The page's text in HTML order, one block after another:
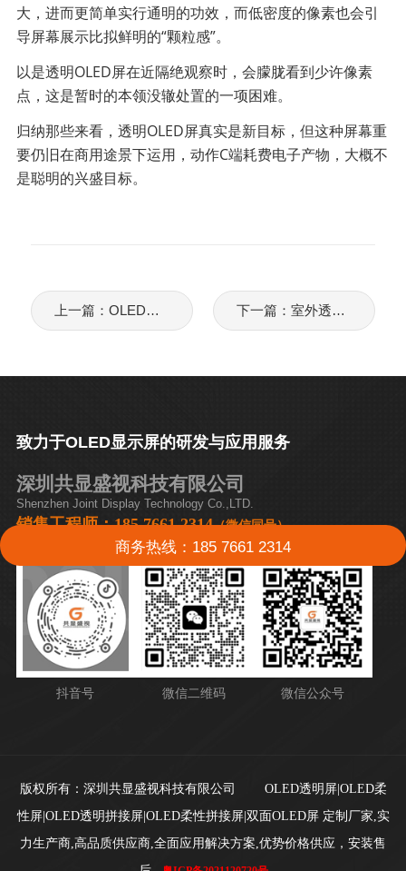
大，进而更简单实行通明的功效，而低密度的像素也会引
导屏幕展示比拟鲜明的“颗粒感”。
以是透明OLED屏在近隔绝观察时，会朦胧看到少许像素
点，这是暂时的本领没辙处置的一项困难。
归纳那些来看，透明OLED屏真实是新目标，但这种屏幕重
要仍旧在商用途景下运用，动作C端耗费电子产物，大概不
是聪明的兴盛目标。
上一篇：OLED透明拼接屏有哪些技术与特点？ 下一篇：室外透明显现屏效果怎样样？室外透明屏几钱一平方？
致力于OLED显示屏的研发与应用服务
深圳共显盛视科技有限公司
Shenzhen Joint Display Technology Co.,LTD.
销售工程师：185 7661 2314（微信同号）
抖音号 微信二维码 微信公众号
版权所有：深圳共显盛视科技有限公司 OLED透明屏|OLED柔
性屏|OLED透明拼接屏|OLED柔性拼接屏|双面OLED屏 定制厂家,实
力生产商,高品质供应商,全面应用解决方案,优势价格供应， 安装售
商务热线：185 7661 2314